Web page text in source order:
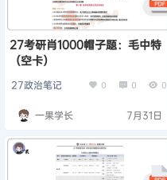
27考研肖1000帽子题：毛中特
（空卡）
27政治笔记 0 0 0
一果学长 7月31日